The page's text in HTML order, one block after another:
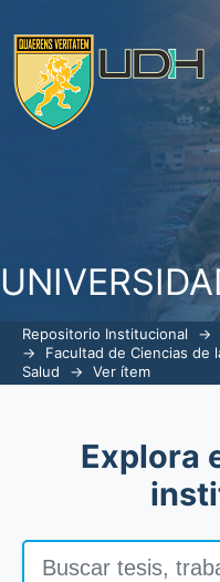
Relación entre
gineco-
Repositorio Institucional →
→
Facultad de Ciencias de
Salud
→ Ver ítem
Explora